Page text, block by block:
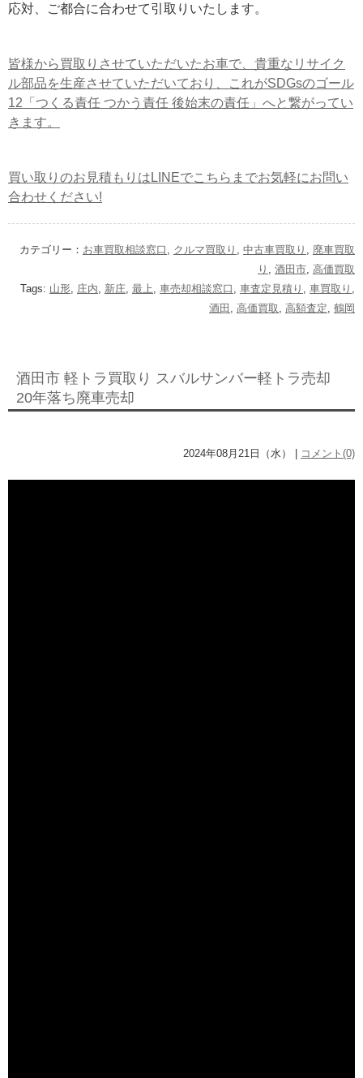
応対、ご都合に合わせて引取りいたします。
皆様から買取りさせていただいたお車で、貴重なリサイク
ル部品を生産させていただいており、これがSDGsのゴール
12「つくる責任 つかう責任 後始末の責任」へと繋がってい
きます。
買い取りのお見積もりはLINEでこちらまでお気軽にお問い
合わせください!
カテゴリー： お車買取相談窓口 クルマ買取り 中古車買取り
廃車買取
り
酒田市 高価買取
Tags: 山形 庄内 新庄 最上 車売却相談窓口 車査定見積り 車買取り
酒田
高価買取 高額査定 鶴岡
酒田市 軽トラ買取り スバルサンバー軽トラ売却
20年落ち廃車売却
2024年08月21日（水） | コメント(0)